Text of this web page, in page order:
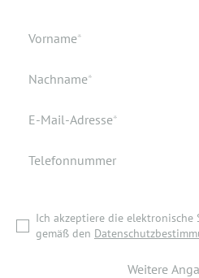
Pflichtfeld
Vorname*
Pflichtfeld
Nachname*
Pflichtfeld
E-Mail-Adresse*
Telefonnummer
Ich akzeptiere die elektronische
gemäß den
Weitere
Verfügbar ab
Dokumente
Ich akzeptiere die elektronische
ZURÜCK ZUR